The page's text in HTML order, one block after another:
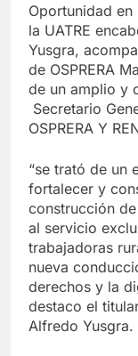
Oportunidad
la UATRE
Yusgra,
de OSPRERA
de un amplio y
Secretario
OSPRERA Y
“se trató de un
fortalecer y
construcción
al servicio
trabajadoras
nueva
derechos y la
destaco el
Alfredo Yusgra.